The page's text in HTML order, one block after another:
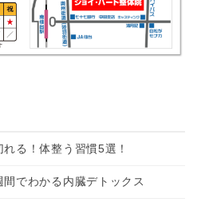
る！体整う習慣5選！
でわかる内臓デトックス